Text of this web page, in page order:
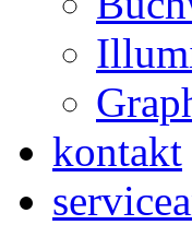
kontakt